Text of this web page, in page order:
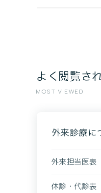
よく閲覧さ
MOST VIEWED
外来診療に
外来担当医表
休診・代診表